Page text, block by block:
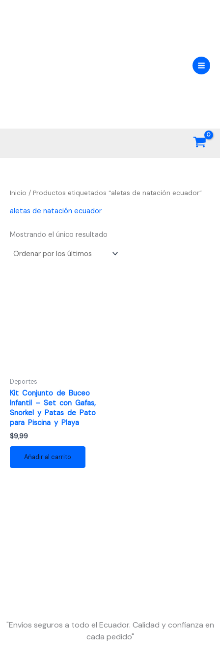
Inicio / Productos etiquetados “aletas de natación ecuador”
aletas de natación ecuador
Mostrando el único resultado
Deportes
Kit Conjunto de Buceo
Infantil – Set con Gafas,
Snorkel y Patas de Pato
para Piscina y Playa
$9,99
Añadir al carrito
"Envíos seguros a todo el Ecuador. Calidad y confianza en
cada pedido"